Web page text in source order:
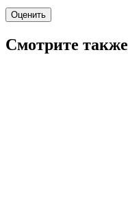
Оценить
Смотрите также